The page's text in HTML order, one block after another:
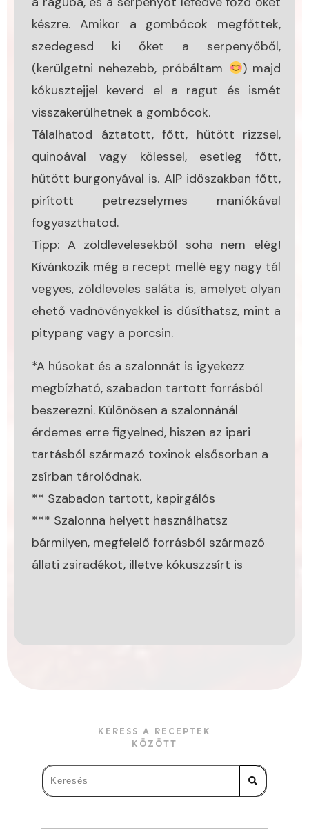
készre. Amikor a gombócok megfőttek,
szedegesd ki őket a serpenyőből,
(kerülgetni nehezebb, próbáltam
) majd
kókusztejjel keverd el a ragut és ismét
visszakerülhetnek a gombócok.
Tálalhatod áztatott, főtt, hűtött rizzsel,
quinoával vagy kölessel, esetleg főtt,
hűtött burgonyával is. AIP időszakban főtt,
pirított petrezselymes maniókával
fogyaszthatod.
Tipp: A zöldlevelesekből soha nem elég!
Kívánkozik még a recept mellé egy nagy tál
vegyes, zöldleveles saláta is, amelyet olyan
ehető vadnövényekkel is dúsíthatsz, mint a
pitypang vagy a porcsin.
*A húsokat és a szalonnát is igyekezz
megbízható, szabadon tartott forrásból
beszerezni. Különösen a szalonnánál
érdemes erre figyelned, hiszen az ipari
tartásból származó toxinok elsősorban a
zsírban tárolódnak.
** Szabadon tartott, kapirgálós
*** Szalonna helyett használhatsz
bármilyen, megfelelő forrásból származó
állati zsiradékot, illetve kókuszzsírt is
KERESS A RECEPTEK
KÖZÖTT